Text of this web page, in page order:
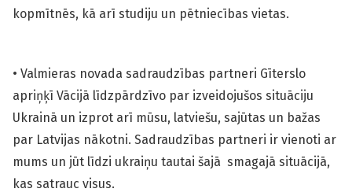
kopmītnēs, kā arī studiju un pētniecības vietas.
• Valmieras novada sadraudzības partneri Gīterslo
apriņķī Vācijā līdzpārdzīvo par izveidojušos situāciju
Ukrainā un izprot arī mūsu, latviešu, sajūtas un bažas
par Latvijas nākotni. Sadraudzības partneri ir vienoti ar
mums un jūt līdzi ukraiņu tautai šajā smagajā situācijā,
kas satrauc visus.